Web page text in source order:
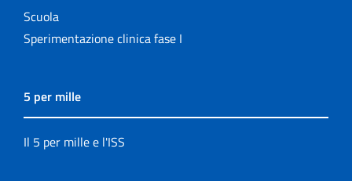
Scuola
Sperimentazione clinica fase I
5 per mille
Il 5 per mille e l'ISS